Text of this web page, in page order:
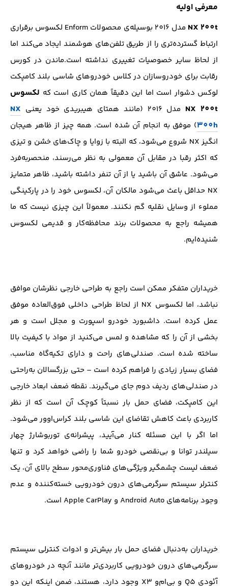
معرفی اولیه
NX 200t
مدل 201۶ بوسیله‌ی محصولات Enform لکسوس برقراری
ارتباط گسترده‌تری را از طریق تلفن‌های هوشمند ایجاد می‌کند اما
از لحاظ سایر خصوصیات تغییری نداشته است.ماندن در کورس
رقابت برای خودروسازان در کلاس خودروهای شاسی بلند کامپکت
لوکس دشوار است اما این دقیقاً همان کاری است که لکسوس
NX 200t مدل 201۶ (مانند همتای هیبریدی خود یعنی
NX
300h) موفق به انجام آن شده است. همه چیز از ظاهر هیجان
انگیز NX شروع می‌شود، که البته با زوایا و چاک‌های خشن و تیزی
که اکثر رقبا در مقابل آن معمولی به نظر می‌رسند، منحصربه‌فرد
می‌شود. عاشق آن باشید یا از آن تنفر داشته باشید، ظاهر متمایز
NX حداقل باعث می‌شود مالکان آن، لکسوس خود را در پارکینگی
مملوء از وسایل نقلیه گم نکنند. معمولاً این چیزی نیست که ما
همیشه راجع به محصولات برند محافظه‌کار و قدیمی لکسوس
شنیده‌ایم.
خریداران متفکر ممکن است راجع به طراحی خارجی نظرشان موافق
نباشد، اما لکسوس NX از لحاظ طراحی داخلی فوق‌العاده موفق
عمل کرده است. داشبورد خودرو اسپورت و مجلل است و هر
بخشی از آن را که مشاهده و لمس می‌کنید از مواد با کیفیت بالا
ساخته شده است. صندلی‌های راحت و دارای تکیه‌گاه مناسب،
فضای بسیار زیادی را فراهم کرده است – حتی بزرگسالان به‌راحتی
در صندلی‌های ردیف دوم جای می‌گیرند. نقطه ضعف ابعاد خارجی
این کامپکت، فضای حمل بار نسبتاً کوچک آن است که از نظر
کاربردی باعث کاهش تقاضای این شاسی بلند کراس‌اوور می‌شود.
اما اگر با این مسئله کنار می‌آیید، پیشرانه‌ی توربوشارژ چهار
سیلندر توانا و بی‌نقصی خودرو شما را راضی خواهد کرد و تنها
ضعف لیست چشمگیر ویژگی‌های فناوری‌محور سطح بالای آن، یک
کنترلر سیستم سرگرمی‌های درون خودرویی خسته‌کننده و عدم
وجود برنامه‌های Android Auto و Apple CarPlay است.
خریداران به‌دنبال فضای حمل بار بیش‌تر و ادوات کنترلی سیستم
سرگرمی‌های درون خودرویی کاربردی‌تر مانند آنچه در خودروهای
آئودی Q5 و بی‌ام‌و X3 وجود دارد، هستند، ضمن اینکه این دو